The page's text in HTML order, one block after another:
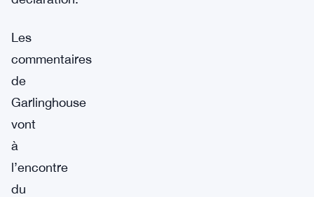
Les
commentaires
de
Garlinghouse
vont
à
l’encontre
du